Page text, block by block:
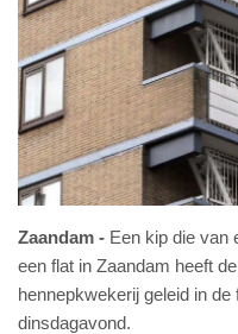
Zaandam
Een kip die van
een flat in Zaandam heeft
hennepkwekerij geleid in
dinsdagavond.